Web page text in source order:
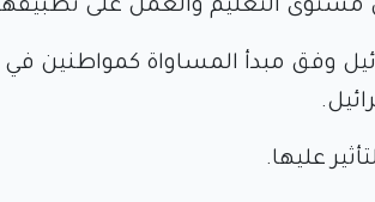
مستوى التعليم والعمل على
وفق مبدأ المساواة كمواطنين في
عليها.